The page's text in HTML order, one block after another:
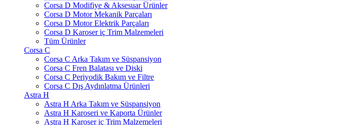
Corsa D Modifiye & Aksesuar Ürünler
Corsa D Motor Mekanik Parçaları
Corsa D Motor Elektrik Parçaları
Corsa D Karoser iç Trim Malzemeleri
Tüm Ürünler
Corsa C
Corsa C Arka Takım ve Süspansiyon
Corsa C Fren Balatası ve Diski
Corsa C Periyodik Bakım ve Filtre
Corsa C Dış Aydınlatma Ürünleri
Astra H
Astra H Arka Takım ve Süspansiyon
Astra H Karoseri ve Kaporta Ürünler
Astra H Karoser iç Trim Malzemeleri